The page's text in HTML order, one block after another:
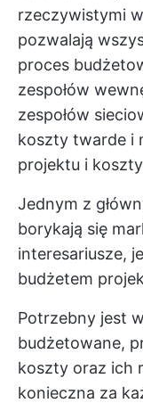
rzeczywistymi
pozwalają
proces
zespołów
zespołów
koszty twarde i
projektu i
Jednym z
borykają się
interesariusze,
budżetem
Potrzebny jest
budżetowane,
koszty oraz ich
konieczna za